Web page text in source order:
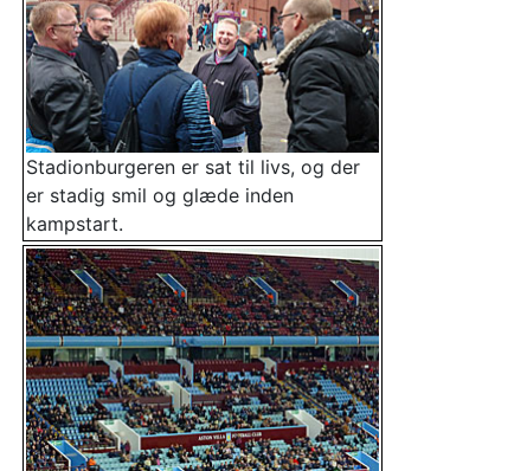
Stadionburgeren er sat til livs, og der
er stadig smil og glæde inden
kampstart.